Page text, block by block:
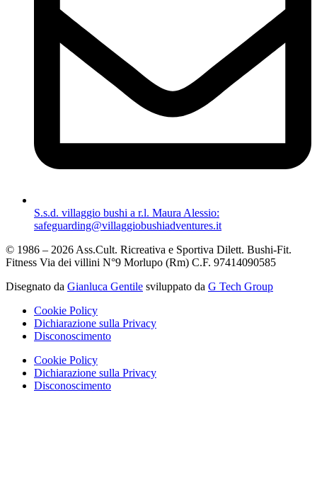
S.s.d. villaggio bushi a r.l. Maura Alessio:
safeguarding@villaggiobushiadventures.it
© 1986 – 2026 Ass.Cult. Ricreativa e Sportiva Dilett. Bushi-Fit.
Fitness Via dei villini N°9 Morlupo (Rm) C.F. 97414090585
Disegnato da Gianluca Gentile sviluppato da G Tech Group
Cookie Policy
Dichiarazione sulla Privacy
Disconoscimento
Cookie Policy
Dichiarazione sulla Privacy
Disconoscimento